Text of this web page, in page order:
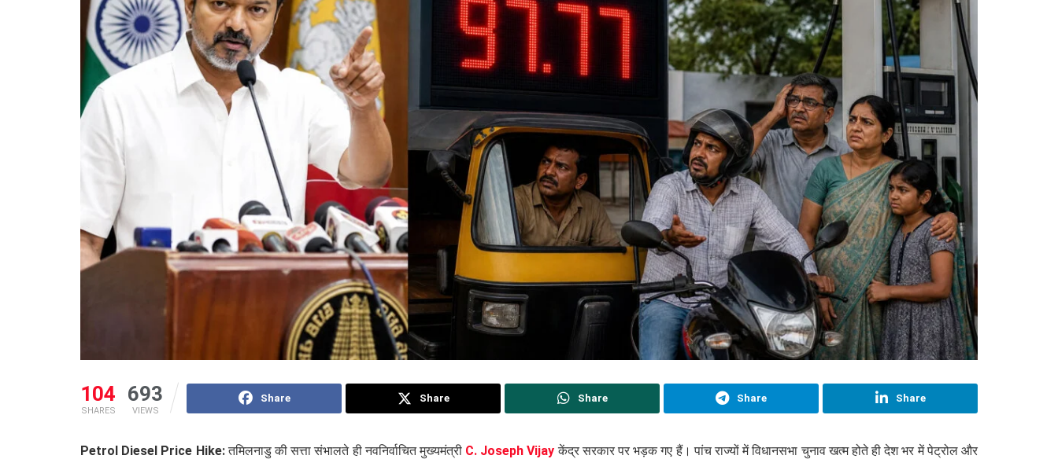
104
SHARES
693
VIEWS
Share Share Share Share Share
Petrol Diesel Price Hike:तमिलनाडु की सत्ता संभालते ही नवनिर्वाचित मुख्यमंत्री C. Joseph Vijay केंद्र सरकार पर भड़क गए हैं। पांच राज्यों में विधानसभा चुनाव खत्म होते ही देश भर में पेट्रोल और